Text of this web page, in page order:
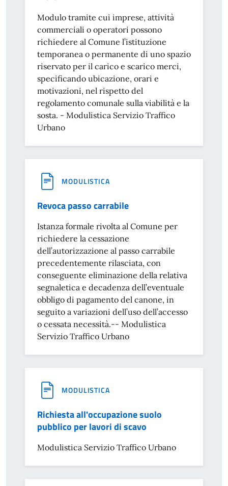
Modulo tramite cui imprese, attività
commerciali o operatori possono
richiedere al Comune l’istituzione
temporanea o permanente di uno spazio
riservato per il carico e scarico merci,
specificando ubicazione, orari e
motivazioni, nel rispetto del
regolamento comunale sulla viabilità e la
sosta. - Modulistica Servizio Traffico
Urbano
MODULISTICA
Revoca passo carrabile
Istanza formale rivolta al Comune per
richiedere la cessazione
dell’autorizzazione al passo carrabile
precedentemente rilasciata, con
conseguente eliminazione della relativa
segnaletica e decadenza dell’eventuale
obbligo di pagamento del canone, in
seguito a variazioni dell’uso dell’accesso
o cessata necessità.-- Modulistica
Servizio Traffico Urbano
MODULISTICA
Richiesta all'occupazione suolo
pubblico per lavori di scavo
Modulistica Servizio Traffico Urbano